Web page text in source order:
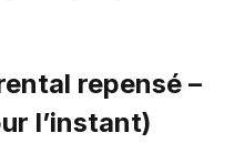
repensé –
l’instant)